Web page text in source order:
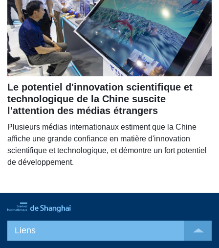
Le potentiel d'innovation scientifique et
technologique de la Chine suscite
l'attention des médias étrangers
Plusieurs médias internationaux estiment que la Chine
affiche une grande confiance en matière d'innovation
scientifique et technologique, et démontre un fort potentiel
de développement.
Liens